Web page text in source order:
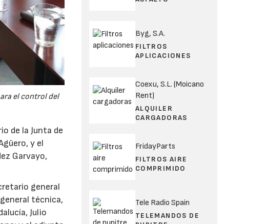
el control del
de la Junta de
y el
Garvayo,
general
técnica,
Julio
Byg, S.A.
FILTROS
APLICACIONES
Coexu, S.L. (Moicano
Rent)
ALQUILER
CARGADORAS
FridayParts
FILTROS AIRE
COMPRIMIDO
Tele Radio Spain
TELEMANDOS DE